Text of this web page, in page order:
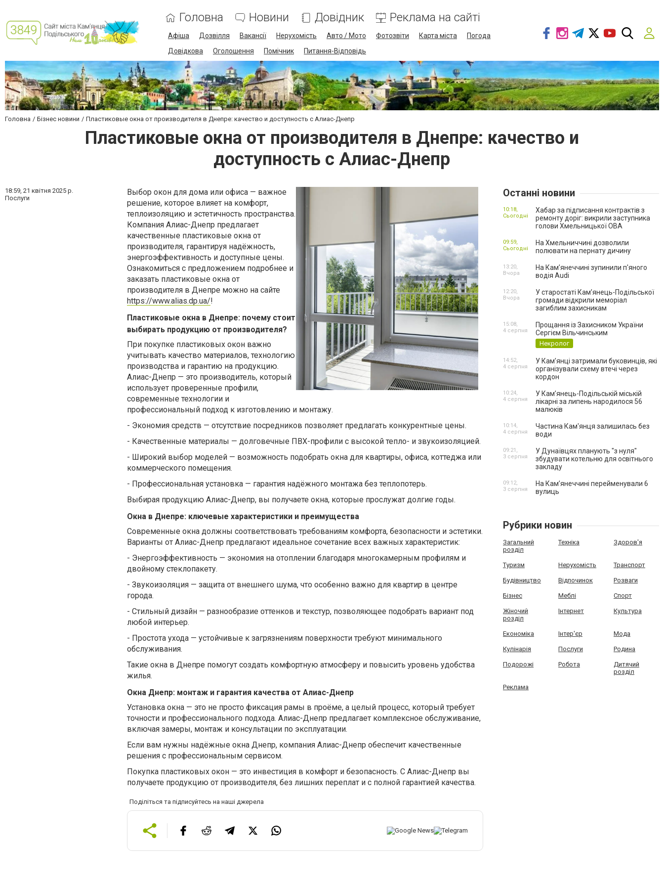
Головна Новини Довідник Реклама на сайті
Афіша Дозвілля Вакансії Нерухомість Авто / Мото Фотозвіти Карта міста
Погода
Довідкова
Оголошення Помічник Питання-Відповідь
Головна Бізнес новини Пластиковые окна от производителя в Днепре: качество и доступность с Алиас-Днепр
Пластиковые окна от производителя в Днепре: качество и
доступность с Алиас-Днепр
18:59, 21 квітня 2025 р.
Послуги
Выбор окон для дома или офиса — важное
решение, которое влияет на комфорт,
теплоизоляцию и эстетичность пространства.
Компания Алиас-Днепр предлагает
качественные пластиковые окна от
производителя, гарантируя надёжность,
энергоэффективность и доступные цены.
Ознакомиться с предложением подробнее и
заказать пластиковые окна от
производителя в Днепре можно на сайте
https://www.alias.dp.ua/!
Пластиковые окна в Днепре: почему стоит
выбирать продукцию от производителя?
При покупке пластиковых окон важно
учитывать качество материалов, технологию
производства и гарантию на продукцию.
Алиас-Днепр — это производитель, который
использует проверенные профили,
современные технологии и
профессиональный подход к изготовлению и монтажу.
- Экономия средств — отсутствие посредников позволяет предлагать конкурентные цены.
- Качественные материалы — долговечные ПВХ-профили с высокой тепло- и звукоизоляцией.
- Широкий выбор моделей — возможность подобрать окна для квартиры, офиса, коттеджа или
коммерческого помещения.
- Профессиональная установка — гарантия надёжного монтажа без теплопотерь.
Выбирая продукцию Алиас-Днепр, вы получаете окна, которые прослужат долгие годы.
Окна в Днепре: ключевые характеристики и преимущества
Современные окна должны соответствовать требованиям комфорта, безопасности и эстетики.
Варианты от Алиас-Днепр предлагают идеальное сочетание всех важных характеристик:
- Энергоэффективность — экономия на отоплении благодаря многокамерным профилям и
двойному стеклопакету.
- Звукоизоляция — защита от внешнего шума, что особенно важно для квартир в центре
города.
- Стильный дизайн — разнообразие оттенков и текстур, позволяющее подобрать вариант под
любой интерьер.
- Простота ухода — устойчивые к загрязнениям поверхности требуют минимального
обслуживания.
Такие окна в Днепре помогут создать комфортную атмосферу и повысить уровень удобства
жилья.
Окна Днепр: монтаж и гарантия качества от Алиас-Днепр
Установка окна — это не просто фиксация рамы в проёме, а целый процесс, который требует
точности и профессионального подхода. Алиас-Днепр предлагает комплексное обслуживание,
включая замеры, монтаж и консультации по эксплуатации.
Если вам нужны надёжные окна Днепр, компания Алиас-Днепр обеспечит качественные
решения с профессиональным сервисом.
Покупка пластиковых окон — это инвестиция в комфорт и безопасность. С Алиас-Днепр вы
получаете продукцию от производителя, без лишних переплат и с полной гарантией качества.
Поділіться та підписуйтесь на наші джерела
Останні новини
Хабар за підписання контрактів з
ремонту доріг: викрили заступника
голови Хмельницької ОВА
10:18,
Сьогодні
На Хмельниччині дозволили
полювати на пернату дичину
09:59,
Сьогодні
На Камʼянеччині зупинили п'яного
водія Audi
13:20,
Вчора
У старостаті Кам’янець-Подільської
громади відкрили меморіал
загиблим захисникам
12:20,
Вчора
Прощання із Захисником України
Сергієм Вільчинським
Некролог
15:08,
4 серпня
У Кам’янці затримали буковинців, які
організували схему втечі через
кордон
14:52,
4 серпня
У Кам’янець-Подільській міській
лікарні за липень народилося 56
малюків
10:24,
4 серпня
Частина Кам'янця залишилась без
води
10:14,
4 серпня
У Дунаївцях планують "з нуля"
збудувати котельню для освітнього
закладу
09:21,
3 серпня
На Камʼянеччині перейменували 6
вулиць
09:12,
3 серпня
Рубрики новин
Загальний
розділ
Техніка Здоров'я
Туризм Нерухомість Транспорт
Будівництво Відпочинок Розваги
Бізнес Меблі Спорт
Жіночий
розділ
Інтернет Культура
Економіка Інтер'єр Мода
Кулінарія Послуги Родина
Подорожі Робота
Дитячий
розділ
Реклама